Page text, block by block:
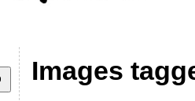
Images